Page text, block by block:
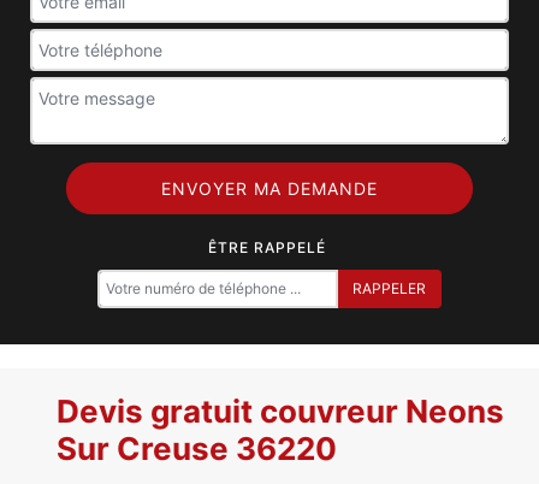
ÊTRE RAPPELÉ
Devis gratuit couvreur Neons
Sur Creuse 36220